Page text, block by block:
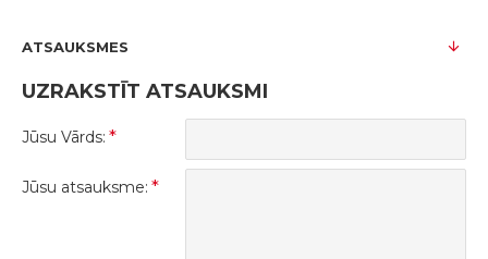
ATSAUKSMES
UZRAKSTĪT ATSAUKSMI
Jūsu Vārds:
Jūsu atsauksme: